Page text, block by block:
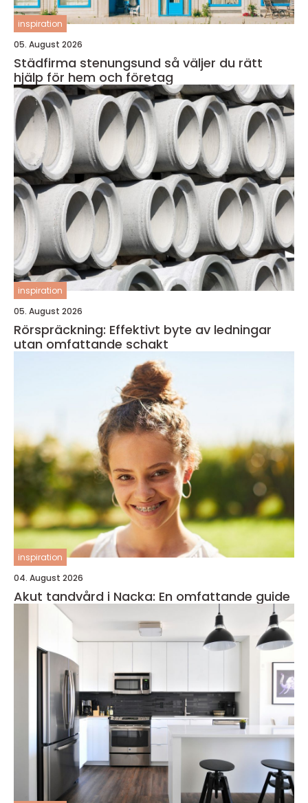
inspiration
05. August 2026
Städfirma stenungsund så väljer du rätt
hjälp för hem och företag
inspiration
05. August 2026
Rörspräckning: Effektivt byte av ledningar
utan omfattande schakt
inspiration
04. August 2026
Akut tandvård i Nacka: En omfattande guide